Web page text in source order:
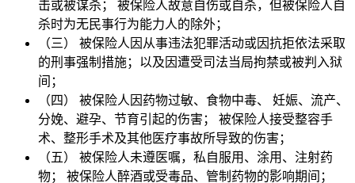
击或被谋杀； 被保险人故意自伤或自杀，但被保险人自
杀时为无民事行为能力人的除外；
（三） 被保险人因从事违法犯罪活动或因抗拒依法采取
的刑事强制措施；以及因遭受司法当局拘禁或被判入狱
间；
（四） 被保险人因药物过敏、食物中毒、 妊娠、流产、
分娩、避孕、节育引起的伤害； 被保险人接受整容手
术、整形手术及其他医疗事故所导致的伤害；
（五） 被保险人未遵医嘱，私自服用、涂用、注射药
物； 被保险人醉酒或受毒品、管制药物的影响期间；